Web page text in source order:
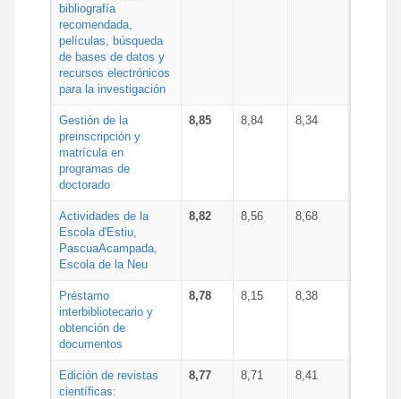
bibliografía
recomendada,
películas, búsqueda
de bases de datos y
recursos electrónicos
para la investigación
Gestión de la
preinscripción y
matrícula en
programas de
doctorado
8,85 8,84 8,34
Actividades de la
Escola d'Estiu,
PascuaAcampada,
Escola de la Neu
8,82 8,56 8,68
Préstamo
interbibliotecario y
obtención de
documentos
8,78 8,15 8,38
Edición de revistas
científicas:
8,77 8,71 8,41